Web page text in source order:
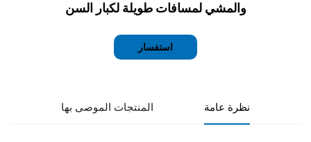
والمشي لمسافات طويلة لكبار السن
المنتجات الموصى بها